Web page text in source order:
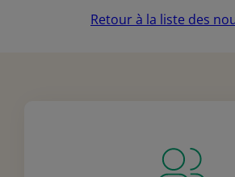
Retour à la liste des